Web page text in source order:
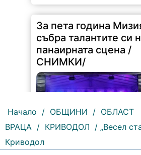
За пета година
събра талантите си
панаирната сцена /
СНИМКИ/
200 | 2026-08-08 16:26:14
Начало / ОБЩИНИ / ОБЛАСТ
ВРАЦА / КРИВОДОЛ / „Весел
Криводол